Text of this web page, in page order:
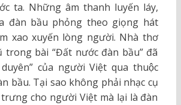
ta. Những âm thanh luyến láy,
đàn bầu phỏng theo giọng hát
xao xuyến lòng người. Nhà thơ
trong bài “Đất nước đàn bầu” đã
của người Việt qua thuộc
bầu. Tại sao không phải nhạc cụ
cho người Việt mà lại là đàn